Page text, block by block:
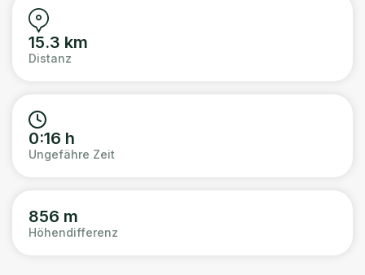
15.3 km
Distanz
0:16 h
Ungefähre Zeit
856 m
Höhendifferenz